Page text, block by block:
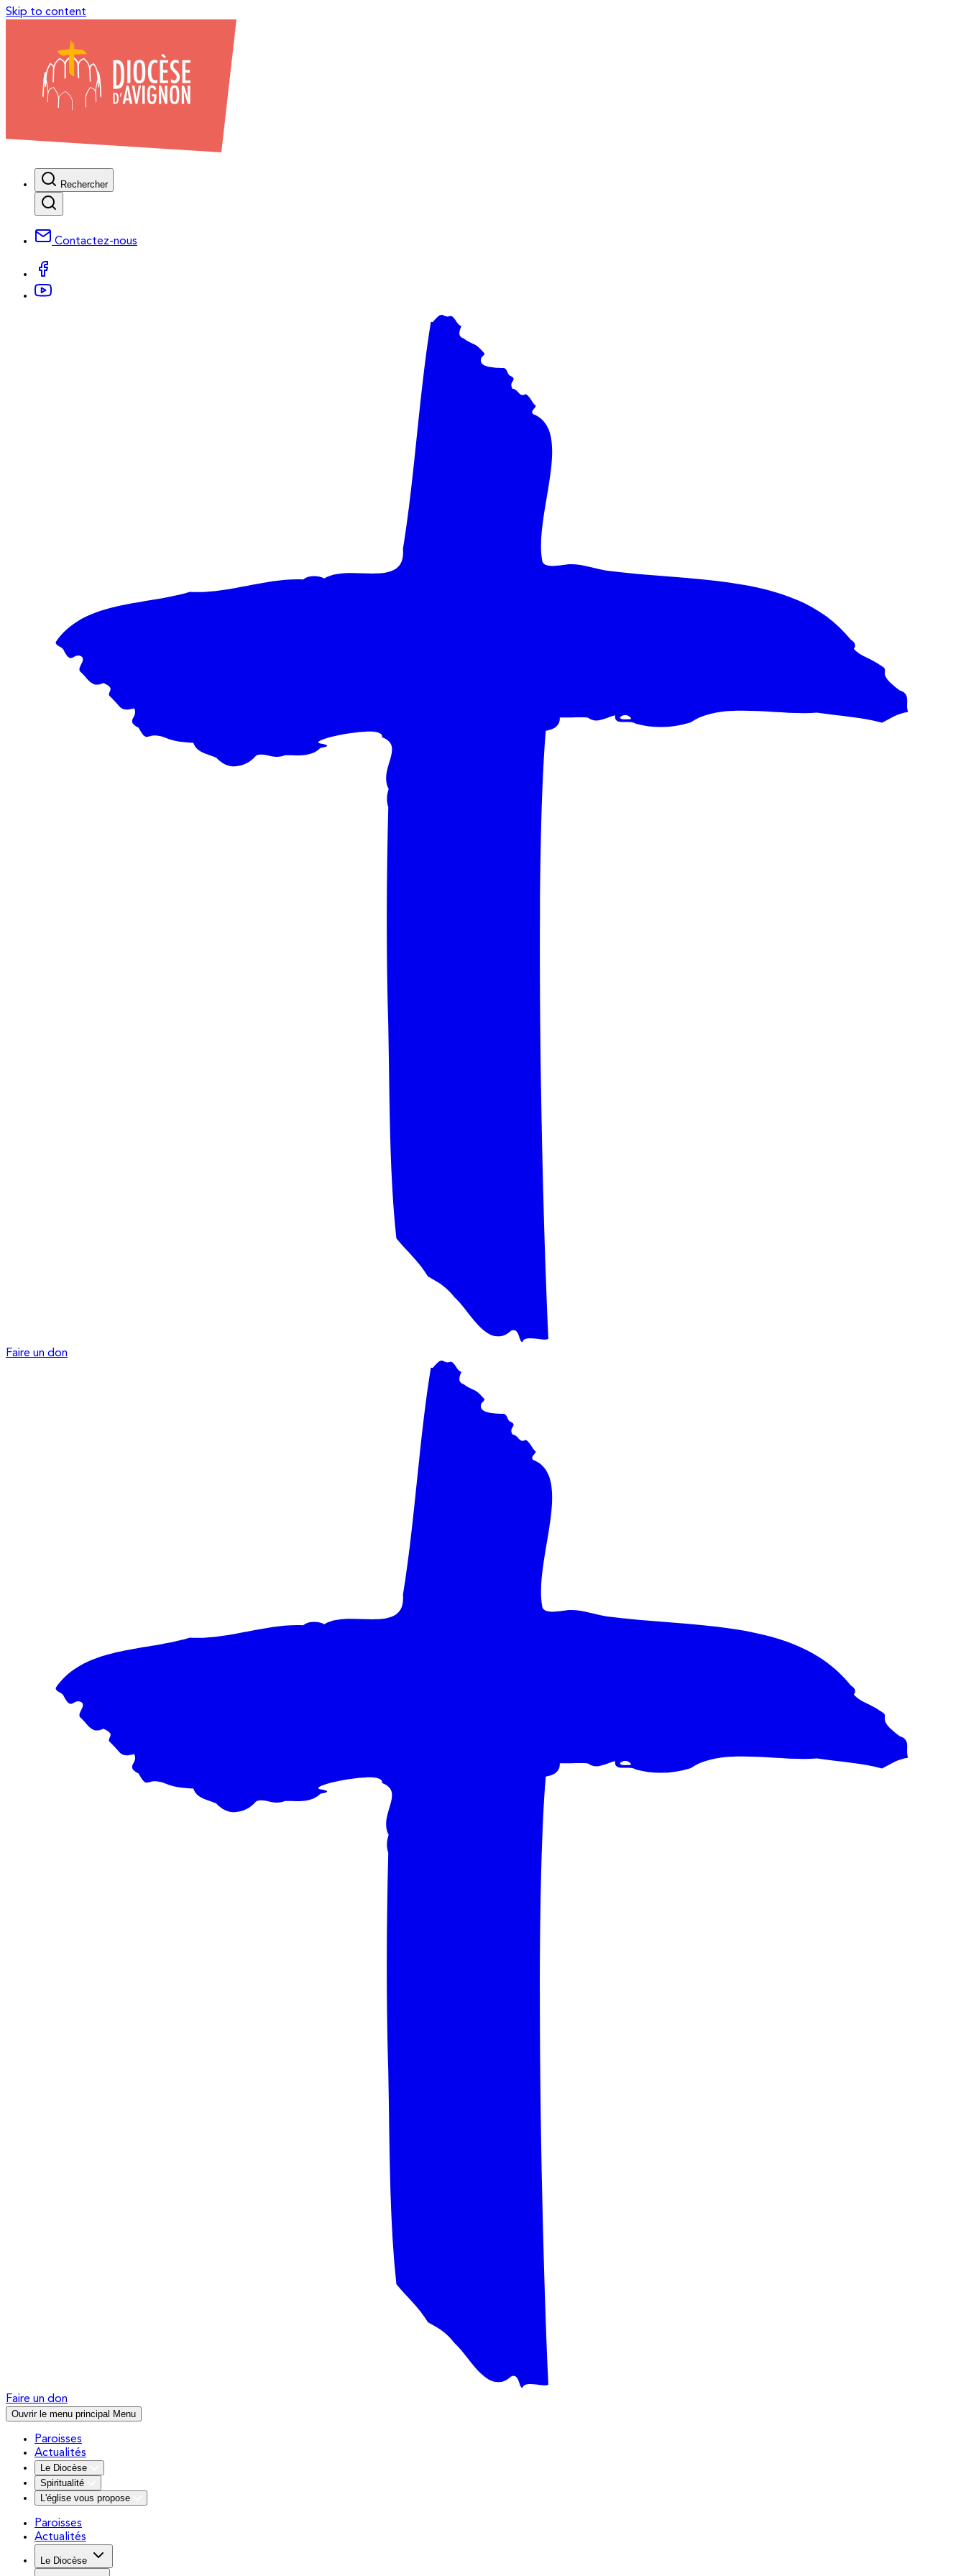
Skip to content
Rechercher
Contactez-nous
Faire un don
Faire un don
Ouvrir le menu principal Menu
Paroisses
Actualités
Le Diocèse
Spiritualité
L'église vous propose
Paroisses
Actualités
Le Diocèse